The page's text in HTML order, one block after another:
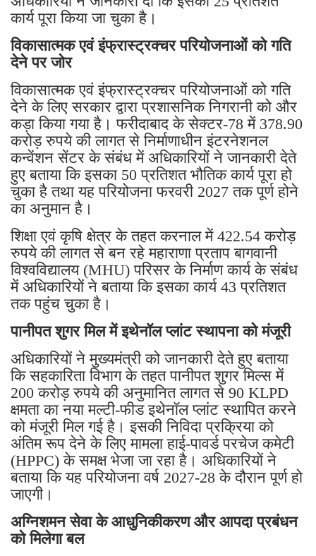
कार्य पूरा किया जा चुका है।
विकासात्मक एवं इंफ्रास्ट्रक्चर परियोजनाओं को गति
देने पर जोर
विकासात्मक एवं इंफ्रास्ट्रक्चर परियोजनाओं को गति
देने के लिए सरकार द्वारा प्रशासनिक निगरानी को और
कड़ा किया गया है। फरीदाबाद के सेक्टर-78 में 378.90
करोड़ रुपये की लागत से निर्माणाधीन इंटरनेशनल
कन्वेंशन सेंटर के संबंध में अधिकारियों ने जानकारी देते
हुए बताया कि इसका 50 प्रतिशत भौतिक कार्य पूरा हो
चुका है तथा यह परियोजना फरवरी 2027 तक पूर्ण होने
का अनुमान है।
शिक्षा एवं कृषि क्षेत्र के तहत करनाल में 422.54 करोड़
रुपये की लागत से बन रहे महाराणा प्रताप बागवानी
विश्वविद्यालय (MHU) परिसर के निर्माण कार्य के संबंध
में अधिकारियों ने बताया कि इसका कार्य 43 प्रतिशत
तक पहुंच चुका है।
पानीपत शुगर मिल में इथेनॉल प्लांट स्थापना को मंजूरी
अधिकारियों ने मुख्यमंत्री को जानकारी देते हुए बताया
कि सहकारिता विभाग के तहत पानीपत शुगर मिल्स में
200 करोड़ रुपये की अनुमानित लागत से 90 KLPD
क्षमता का नया मल्टी-फीड इथेनॉल प्लांट स्थापित करने
को मंजूरी मिल गई है। इसकी निविदा प्रक्रिया को
अंतिम रूप देने के लिए मामला हाई-पावर्ड परचेज कमेटी
(HPPC) के समक्ष भेजा जा रहा है। अधिकारियों ने
बताया कि यह परियोजना वर्ष 2027-28 के दौरान पूर्ण हो
जाएगी।
अग्निशमन सेवा के आधुनिकीकरण और आपदा प्रबंधन
को मिलेगा बल